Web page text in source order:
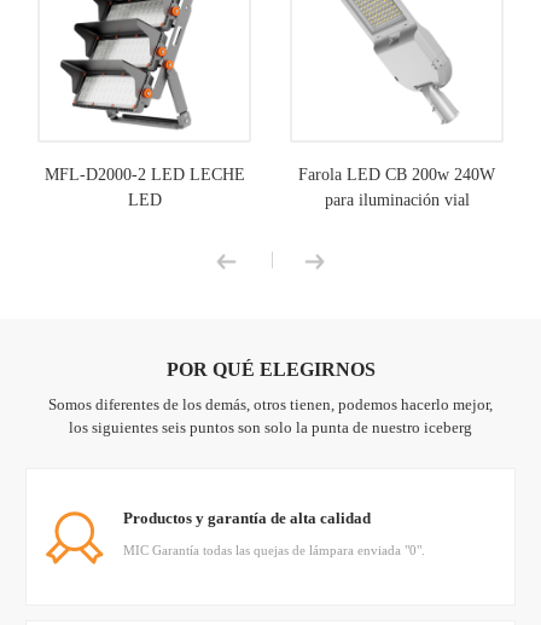
MFL-D2000-2 LED LECHE
LED
Farola LED CB 200w 240W
para iluminación vial
|
POR QUÉ ELEGIRNOS
Somos diferentes de los demás, otros tienen, podemos hacerlo mejor,
los siguientes seis puntos son solo la punta de nuestro iceberg
Productos y garantía de alta calidad
MIC Garantía todas las quejas de lámpara enviada "0".